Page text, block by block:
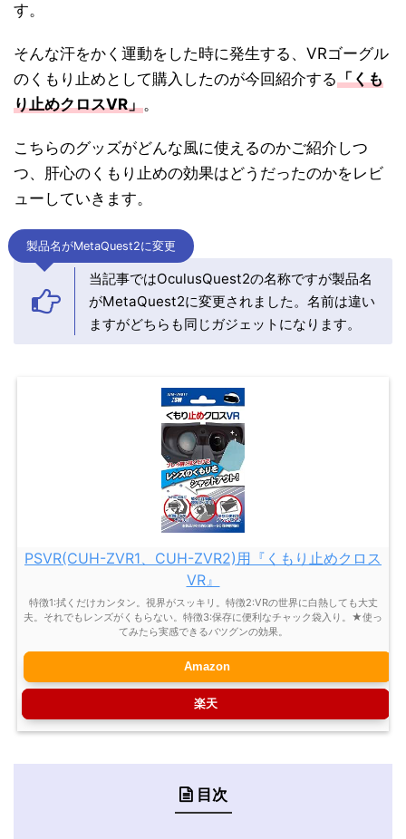
す。
そんな汗をかく運動をした時に発生する、VRゴーグル
のくもり止めとして購入したのが今回紹介する「くも
り止めクロスVR」。
こちらのグッズがどんな風に使えるのかご紹介しつ
つ、肝心のくもり止めの効果はどうだったのかをレビ
ューしていきます。
製品名がMetaQuest2に変更
当記事ではOculusQuest2の名称ですが製品名
がMetaQuest2に変更されました。名前は違い
ますがどちらも同じガジェットになります。
PSVR(CUH-ZVR1、CUH-ZVR2)用『くもり止めクロス
VR』
特徴1:拭くだけカンタン。視界がスッキリ。特徴2:VRの世界に白熱しても大丈
夫。それでもレンズがくもらない。特徴3:保存に便利なチャック袋入り。★使っ
てみたら実感できるバツグンの効果。
Amazon
楽天
目次